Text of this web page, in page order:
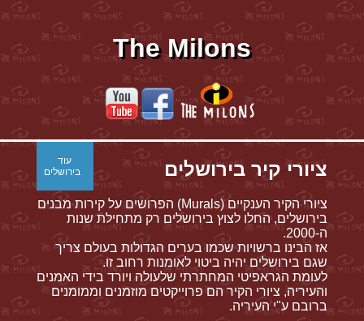
The Milons
עוד
בירושלים
ציורי קיר בירושלים
ציורי הקיר הענקיים (Murals) הפרושים על קירות מבנים
בירושלים, החלו לצוץ בירושלים רק מתחילת שנות
ה-2000.
אז הבינו ברשויות שכמו בערים הגדולות בעולם צריך
שגם בירושלים יהיה ביטוי לאומנות רחוב זו.
לעומת הגראפיטי המחתרתי שלעולה ויורד בידי האמנים
והעיריה, ציורי הקיר הם פרוייקטים מוזמנים וממומנים
ברובם ע"י העיריה.